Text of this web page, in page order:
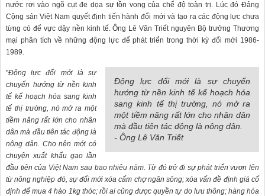
nước rơi vào ngõ cụt đe dọa sự tồn vong của chế độ toàn trị. Lúc đó Đảng
Cộng sản Việt Nam quyết định tiến hành đổi mới và tạo ra các động lực chưa
từng có để vực dậy nền kinh tế. Ông Lê Văn Triết nguyên Bộ trưởng Thương
mại phân tích về những động lực để phát triển trong thời kỳ đổi mới 1986-
1989.
Động lực đổi mới là sự chuyển
hướng từ nền kinh tế kế hoạch hóa
sang kinh tế thị trường, nó mở ra
một tiềm năng rất lớn cho nhân dân
mà đầu tiên tác động là nông dân.
- Ông Lê Văn Triết
"Động lực đổi mới là sự
chuyển hướng từ nền kinh
tế kế hoạch hóa sang kinh
tế thị trường, nó mở ra một
tiềm năng rất lớn cho nhân
dân mà đầu tiên tác động là
nông dân. Cho nên mới có
chuyện xuất khẩu gạo lần
đầu tiên của Việt Nam sau bao nhiêu năm. Từ đó trở đi sự phát triển vươn lên
từ nông nghiệp đó, sự đổi mới xóa cấm chợ ngăn sông; xóa vấn đề định giá cố
định để mua 4 hào 1kg thóc; rồi ai cũng được quyền tự do lưu thông; hàng hóa